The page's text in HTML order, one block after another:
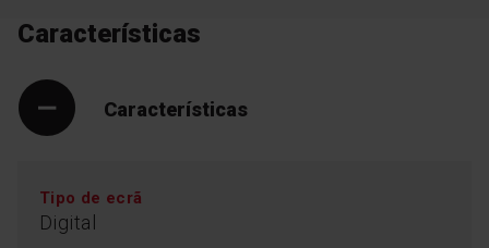
Características
Características
Tipo de ecrã
Digital